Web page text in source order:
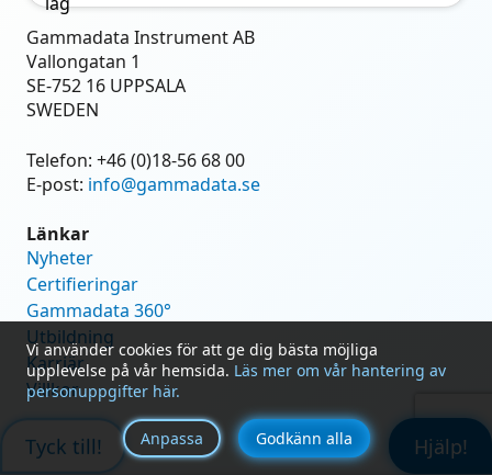
Vi använder cookies för att ge dig bästa möjliga
upplevelse på vår hemsida. Läs mer om vår hantering av
personuppgifter här.
Anpassa Godkänn alla
Gammadata Instrument AB
Vallongatan 1
SE-752 16 UPPSALA
SWEDEN
Telefon: +46 (0)18-56 68 00
E-post: info@gammadata.se
Länkar
Nyheter
Certifieringar
Gammadata 360°
Utbildning
Karriär
Villkor
Tyck till! Hjälp!